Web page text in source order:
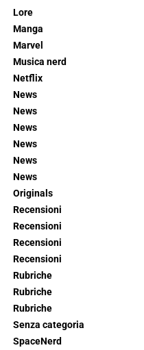
Lore
Manga
Marvel
Musica nerd
Netflix
News
News
News
News
News
News
Originals
Recensioni
Recensioni
Recensioni
Recensioni
Rubriche
Rubriche
Rubriche
Senza categoria
SpaceNerd